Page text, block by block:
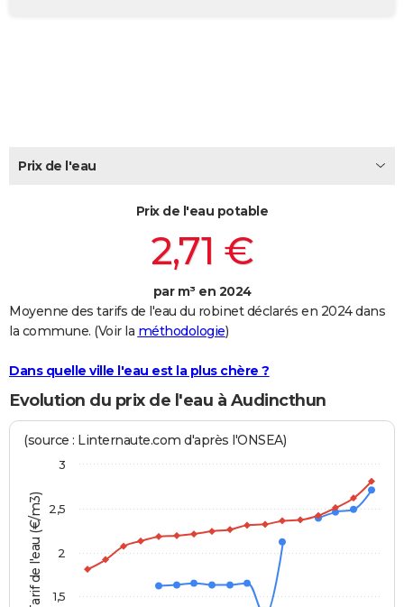
Carte de Noël
Carte Bonne année
Carte Saint-Valentin
Carte Pâques
Carte d'anniversaire
DICTIONNAIRE
FORUM
Prix de l'eau
Prix de l'eau potable
2,71 €
par m³ en 2024
Moyenne des tarifs de l'eau du robinet déclarés en 2024 dans
la commune. (Voir la méthodologie)
Dans quelle ville l'eau est la plus chère ?
Evolution du prix de l'eau à Audincthun
Tarif de l'eau (€/m3)
(source : Linternaute.com d'après l'ONSEA)
1,5
2
2,5
3